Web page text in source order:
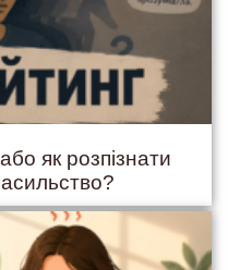
як розпізнати